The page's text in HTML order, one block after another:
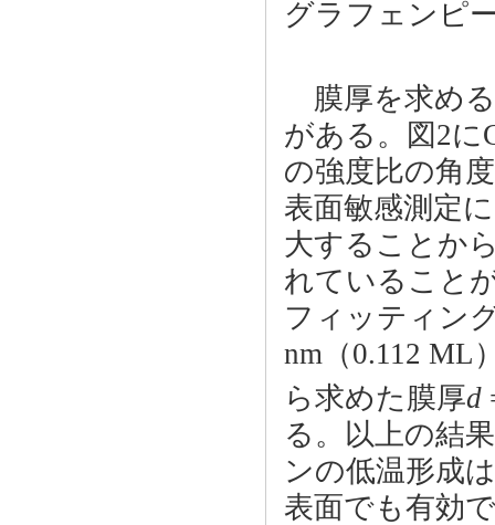
グラフェンピ
膜厚を求め
がある。図2に
の強度比の角
表面敏感測定
大することか
れていること
フィッティン
nm（0.112 ML
ら求めた膜厚d
る。以上の結
ンの低温形成
表面でも有効